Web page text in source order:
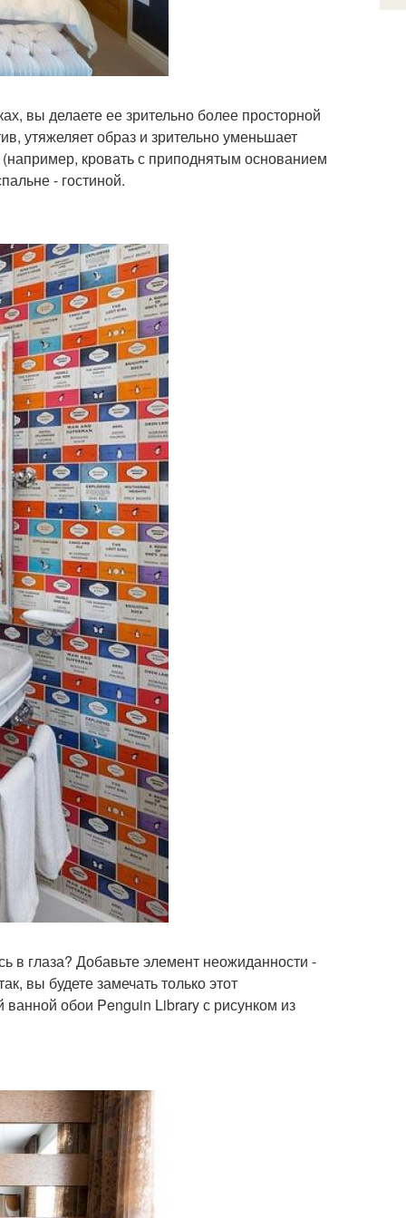
вы делаете ее зрительно более просторной
утяжеляет образ и зрительно уменьшает
кровать с приподнятым основанием
- гостиной.
в глаза? Добавьте элемент неожиданности -
вы будете замечать только этот
обои Penguin Library с рисунком из